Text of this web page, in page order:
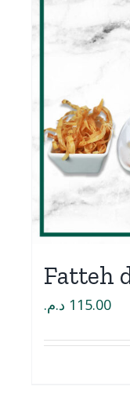
Fatteh
115.00 د.م.